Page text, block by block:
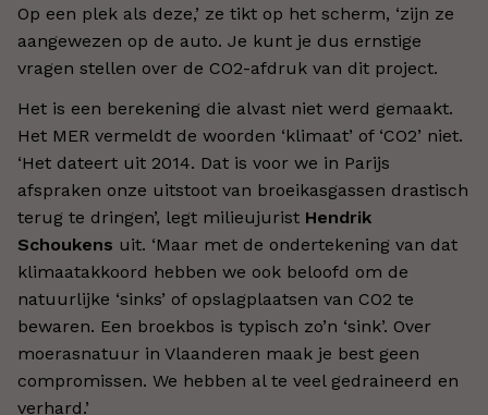
Op een plek als deze,’ ze tikt op het scherm, ‘zijn ze
aangewezen op de auto. Je kunt je dus ernstige
vragen stellen over de CO2-afdruk van dit project.
Het is een berekening die alvast niet werd gemaakt.
Het MER vermeldt de woorden ‘klimaat’ of ‘CO2’ niet.
‘Het dateert uit 2014. Dat is voor we in Parijs
afspraken onze uitstoot van broeikasgassen drastisch
terug te dringen’, legt milieujurist Hendrik
Schoukens uit. ‘Maar met de ondertekening van dat
klimaatakkoord hebben we ook beloofd om de
natuurlijke ‘sinks’ of opslagplaatsen van CO2 te
bewaren. Een broekbos is typisch zo’n ‘sink’. Over
moerasnatuur in Vlaanderen maak je best geen
compromissen. We hebben al te veel gedraineerd en
verhard.’